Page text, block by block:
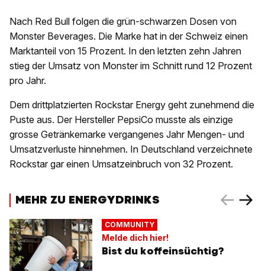
Nach Red Bull folgen die grün-schwarzen Dosen von
Monster Beverages. Die Marke hat in der Schweiz einen
Marktanteil von 15 Prozent. In den letzten zehn Jahren
stieg der Umsatz von Monster im Schnitt rund 12 Prozent
pro Jahr.
Dem drittplatzierten Rockstar Energy geht zunehmend die
Puste aus. Der Hersteller PepsiCo musste als einzige
grosse Getränkemarke vergangenes Jahr Mengen- und
Umsatzverluste hinnehmen. In Deutschland verzeichnete
Rockstar gar einen Umsatzeinbruch von 32 Prozent.
MEHR ZU ENERGYDRINKS
COMMUNITY
Melde dich hier!
Bist du koffeinsüchtig?